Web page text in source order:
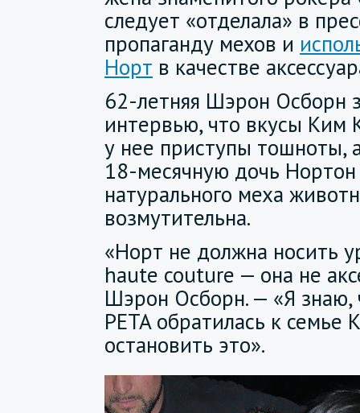
следует «отделала» в
пропаганду мехов и
Норт в качестве
62-летняя Шэрон Осборн
интервью, что вкусы
у нее приступы тошноты,
18-месячную дочь
натурального меха
возмутительна.
«Норт не должна носить
haute couture — она не
Шэрон Осборн. — «Я знаю,
PETA обратилась к
остановить это».